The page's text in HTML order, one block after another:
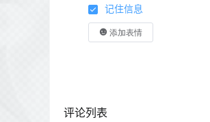
记住信息
添加表情
评论列表